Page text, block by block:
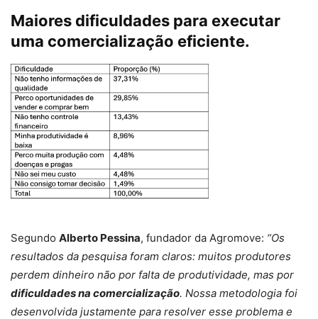
Maiores dificuldades para executar
uma comercialização eficiente.
Segundo Alberto Pessina, fundador da Agromove: “Os
resultados da pesquisa foram claros: muitos produtores
perdem dinheiro não por falta de produtividade, mas por
dificuldades na comercialização. Nossa metodologia foi
desenvolvida justamente para resolver esse problema e